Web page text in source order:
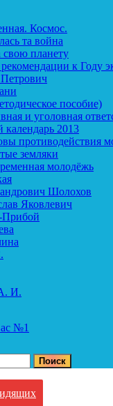
Космос.
та война
свою планету
к Году
пособие)
и уголовная
календарь 2013
противодействия
земляки
молодёжь
Шолохов
Яковлевич
И.
№1